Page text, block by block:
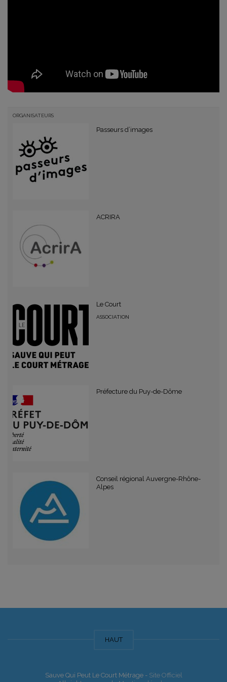
ORGANISATEURS
Passeurs d’images
ACRIRA
Le Court
ASSOCIATION
Préfecture du Puy-de-Dôme
Conseil régional Auvergne-Rhône-
Alpes
HAUT
Sauve Qui Peut Le Court Métrage - Site Officiel